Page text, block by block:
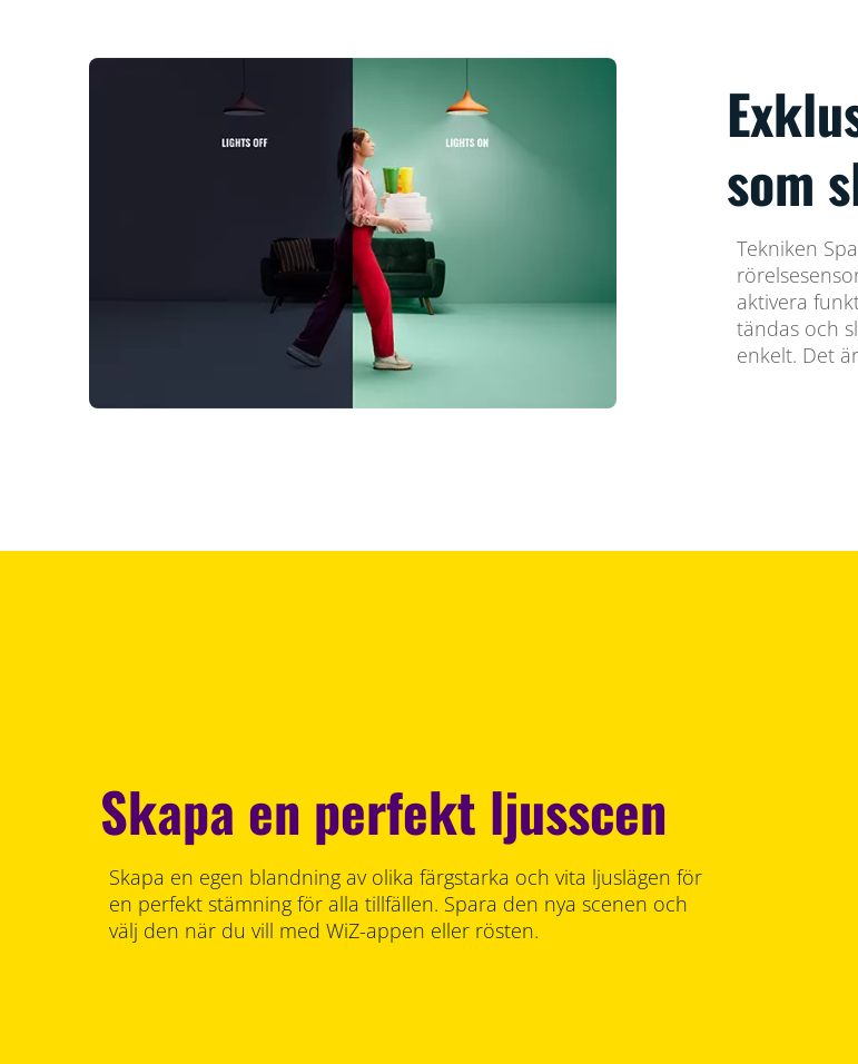
som
Tekniken
aktivera
tändas och
enkelt. Det
Skapa en perfekt ljusscen
Skapa en egen blandning av olika färgstarka och vita ljuslägen för
en perfekt stämning för alla tillfällen. Spara den nya scenen och
välj den när du vill med WiZ-appen eller rösten.